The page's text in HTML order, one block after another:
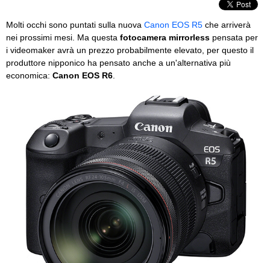
Molti occhi sono puntati sulla nuova Canon EOS R5 che arriverà
nei prossimi mesi. Ma questa fotocamera mirrorless pensata per
i videomaker avrà un prezzo probabilmente elevato, per questo il
produttore nipponico ha pensato anche a un'alternativa più
economica: Canon EOS R6